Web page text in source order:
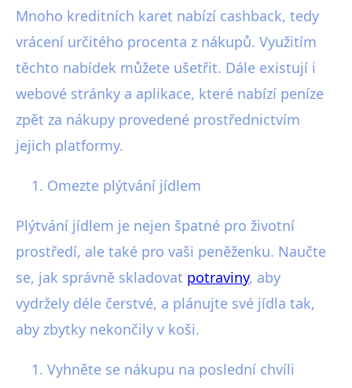
Mnoho kreditních karet nabízí cashback, tedy
vrácení určitého procenta z nákupů. Využitím
těchto nabídek můžete ušetřit. Dále existují i
webové stránky a aplikace, které nabízí peníze
zpět za nákupy provedené prostřednictvím
jejich platformy.
Omezte plýtvání jídlem
Plýtvání jídlem je nejen špatné pro životní
prostředí, ale také pro vaši peněženku. Naučte
se, jak správně skladovat potraviny, aby
vydržely déle čerstvé, a plánujte své jídla tak,
aby zbytky nekončily v koši.
Vyhněte se nákupu na poslední chvíli